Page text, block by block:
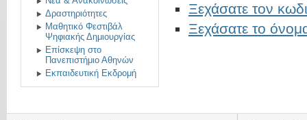
Δραστηριότητες
Μαθητικό Φεστιβάλ
Ψηφιακής Δημιουργίας
Επίσκεψη στο
Πανεπιστήμιο Αθηνών
Εκπαιδευτική Εκδρομή
Ξεχάσατε τον
Ξεχάσατε το